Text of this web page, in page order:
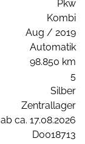
Pkw
Kombi
Aug / 2019
Automatik
98.850 km
5
Silber
Zentrallager
ab ca. 17.08.2026
D0018713